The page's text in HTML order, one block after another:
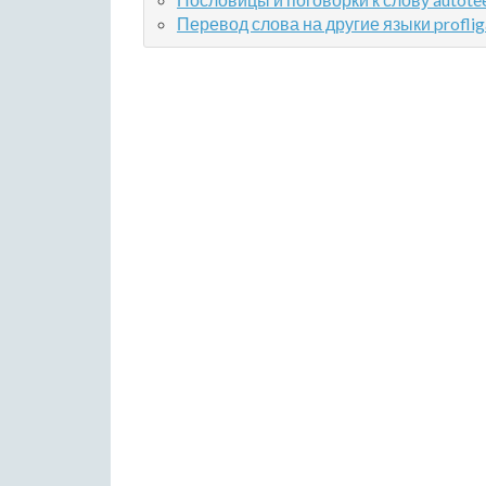
Перевод слова на другие языки